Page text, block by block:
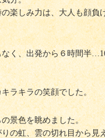
楽しみ力は、大人も顔負
く、出発から６時間半
ラキラの笑顔でした。
景色を眺めました。
の虹、雲の切れ目から